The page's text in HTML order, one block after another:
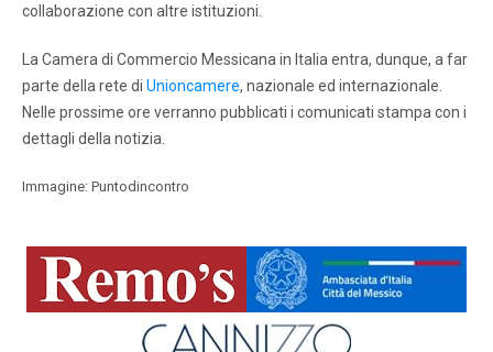
collaborazione con altre istituzioni.
La Camera di Commercio Messicana in Italia entra, dunque, a far
parte della rete di Unioncamere, nazionale ed internazionale.
Nelle prossime ore verranno pubblicati i comunicati stampa con i
dettagli della notizia.
Immagine: Puntodincontro